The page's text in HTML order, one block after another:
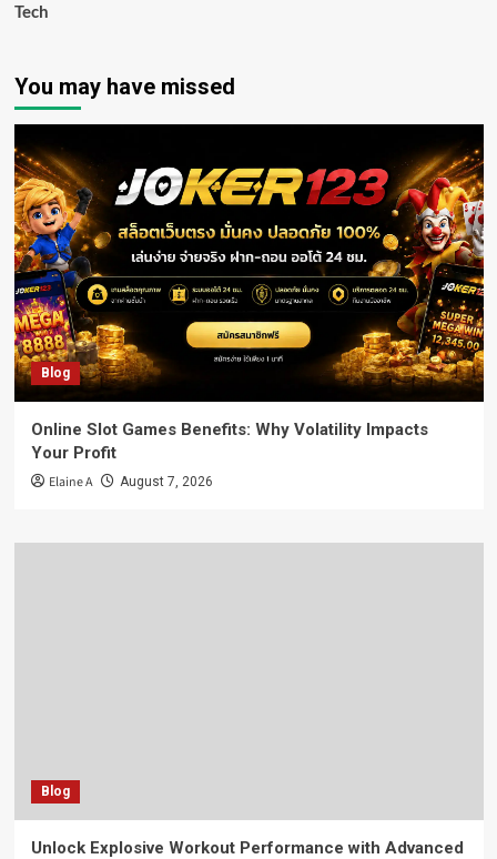
Tech
You may have missed
Blog
Online Slot Games Benefits: Why Volatility Impacts
Your Profit
Elaine A August 7, 2026
Blog
Unlock Explosive Workout Performance with Advanced